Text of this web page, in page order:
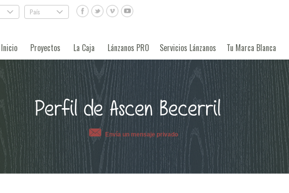
. País .
Inicio Proyectos La Caja Lánzanos PRO Servicios Lánzanos Tu Marca Blanca
Perfil de Ascen Becerril
Envía un mensaje privado